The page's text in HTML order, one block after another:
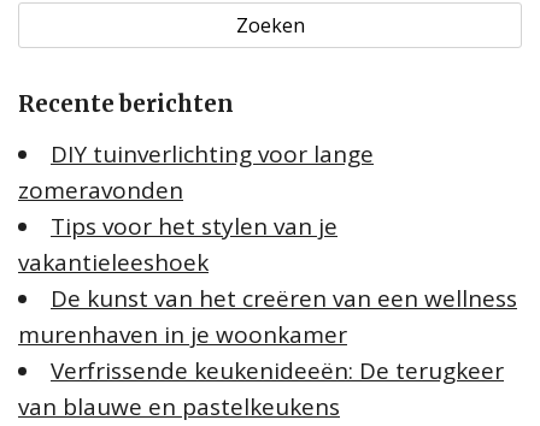
k
n
a
a
r
:
Recente berichten
DIY tuinverlichting voor lange
zomeravonden
Tips voor het stylen van je
vakantieleeshoek
De kunst van het creëren van een wellness
murenhaven in je woonkamer
Verfrissende keukenideeën: De terugkeer
van blauwe en pastelkeukens